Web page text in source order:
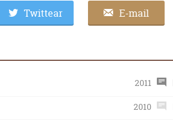
Twittear E-mail
2011
2010